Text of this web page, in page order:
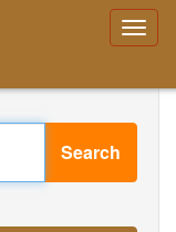
Search